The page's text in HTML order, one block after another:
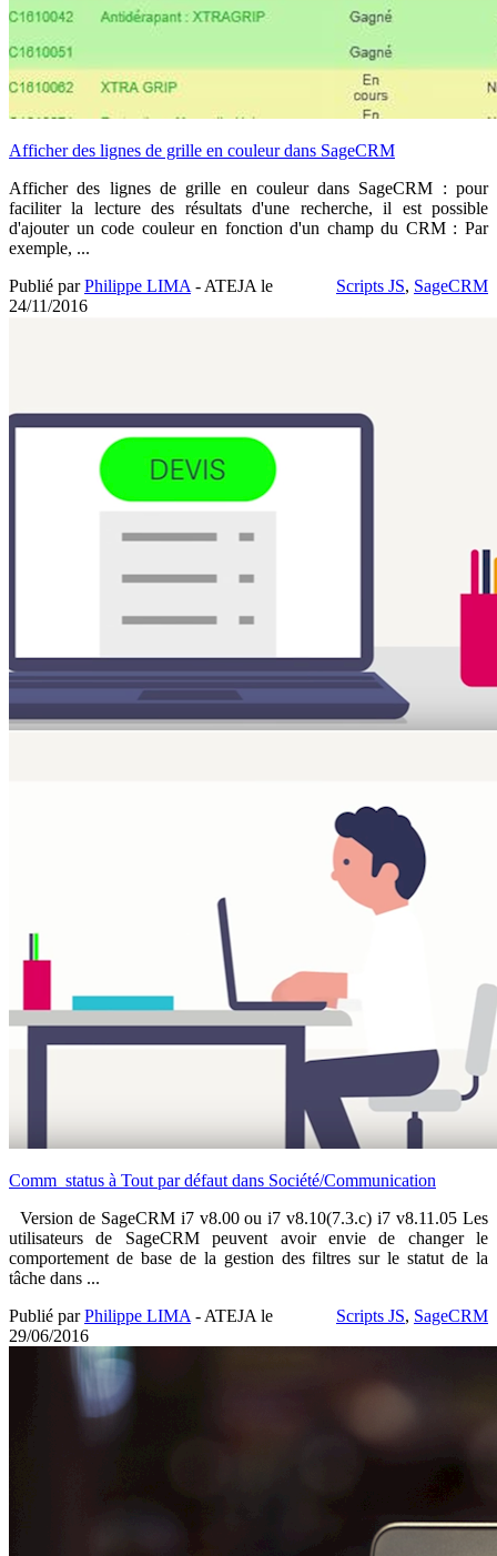
Afficher des lignes de grille en couleur dans SageCRM
Afficher des lignes de grille en couleur dans SageCRM : pour
faciliter la lecture des résultats d'une recherche, il est possible
d'ajouter un code couleur en fonction d'un champ du CRM : Par
exemple, ...
Scripts JS, SageCRM
Publié parPhilippe LIMA - ATEJA le
24/11/2016
Comm_status à Tout par défaut dans Société/Communication
Version de SageCRM i7 v8.00 ou i7 v8.10(7.3.c) i7 v8.11.05 Les
utilisateurs de SageCRM peuvent avoir envie de changer le
comportement de base de la gestion des filtres sur le statut de la
tâche dans ...
Scripts JS, SageCRM
Publié parPhilippe LIMA - ATEJA le
29/06/2016